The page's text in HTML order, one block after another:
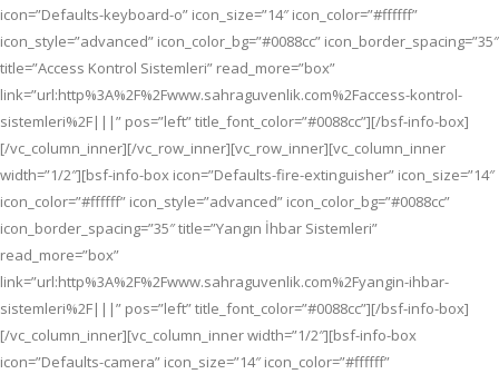
icon=”Defaults-keyboard-o” icon_size=”14″ icon_color=”#ffffff”
icon_style=”advanced” icon_color_bg=”#0088cc” icon_border_spacing=”35″
title=”Access Kontrol Sistemleri” read_more=”box”
link=”url:http%3A%2F%2Fwww.sahraguvenlik.com%2Faccess-kontrol-
sistemleri%2F|||” pos=”left” title_font_color=”#0088cc”][/bsf-info-box]
[/vc_column_inner][/vc_row_inner][vc_row_inner][vc_column_inner
width=”1/2″][bsf-info-box icon=”Defaults-fire-extinguisher” icon_size=”14″
icon_color=”#ffffff” icon_style=”advanced” icon_color_bg=”#0088cc”
icon_border_spacing=”35″ title=”Yangın İhbar Sistemleri”
read_more=”box”
link=”url:http%3A%2F%2Fwww.sahraguvenlik.com%2Fyangin-ihbar-
sistemleri%2F|||” pos=”left” title_font_color=”#0088cc”][/bsf-info-box]
[/vc_column_inner][vc_column_inner width=”1/2″][bsf-info-box
icon=”Defaults-camera” icon_size=”14″ icon_color=”#ffffff”